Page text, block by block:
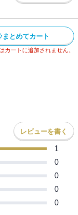
まとめてカート
ートに追加されません。
レビューを書く
1
0
0
0
0